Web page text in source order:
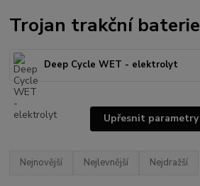
Trojan trakční baterie
Deep Cycle WET - elektrolyt
Upřesnit parametry
Nejnovější Nejlevnější Nejdražší